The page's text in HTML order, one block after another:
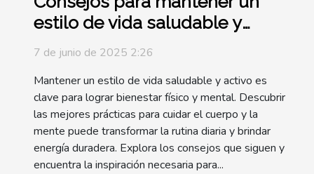
estilo de vida saludable y
activo
7 de junio de 2025 2:26
Mantener un estilo de vida saludable y activo es
clave para lograr bienestar físico y mental. Descubrir
las mejores prácticas para cuidar el cuerpo y la
mente puede transformar la rutina diaria y brindar
energía duradera. Explora los consejos que siguen y
encuentra la inspiración necesaria para...